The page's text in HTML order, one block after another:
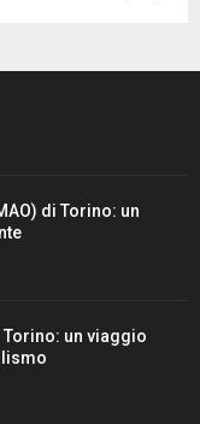
di Torino: un
Torino: un viaggio